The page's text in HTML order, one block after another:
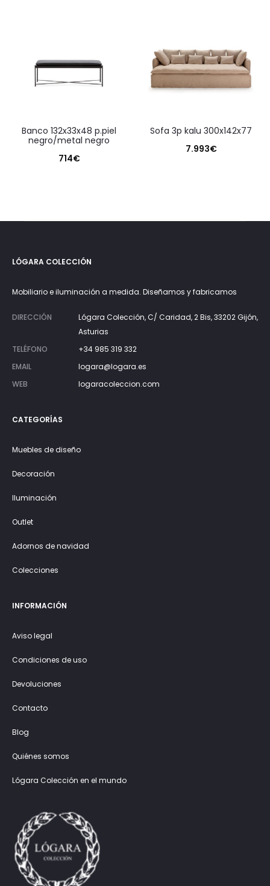
banco 132x33x48 p.piel
negro/metal negro
714€
sofa 3p kalu 300x142x77
7.993€
LÓGARA COLECCIÓN
Mobiliario e iluminación a medida. Diseñamos y fabricamos
DIRECCIÓN
Lógara Colección, C/ Caridad, 2 Bis, 33202 Gijón,
Asturias
TELÉFONO
+34 985 319 332
EMAIL
logara@logara.es
WEB
logaracoleccion.com
CATEGORÍAS
Muebles de diseño
Decoración
Iluminación
Outlet
Adornos de navidad
Colecciones
INFORMACIÓN
Aviso legal
Condiciones de uso
Devoluciones
Contacto
Blog
Quiénes somos
Lógara Colección en el mundo